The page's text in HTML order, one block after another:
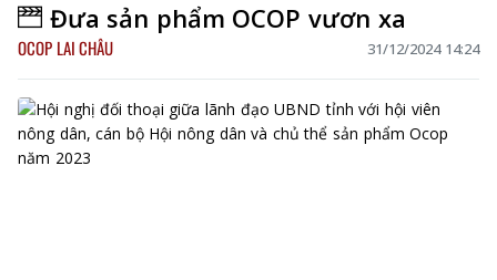
Đưa sản phẩm OCOP vươn xa
OCOP LAI CHÂU 31/12/2024 14:24